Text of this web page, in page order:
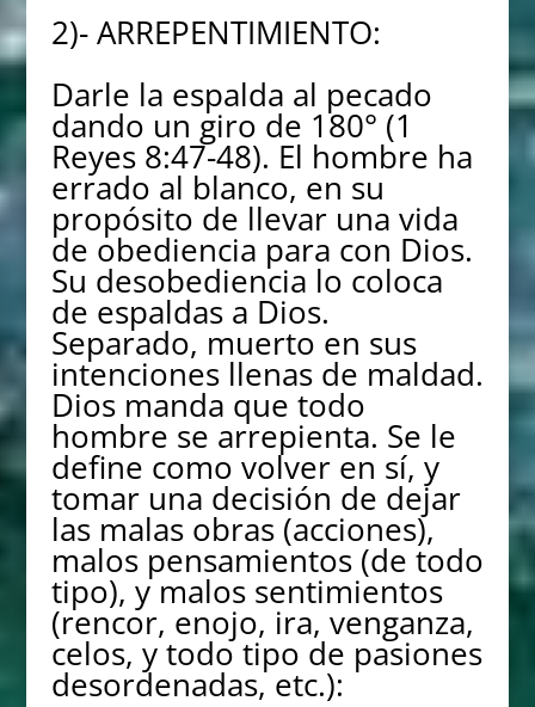
2)- ARREPENTIMIENTO:
Darle la espalda al pecado
dando un giro de 180° (1
Reyes 8:47-48). El hombre ha
errado al blanco, en su
propósito de llevar una vida
de obediencia para con Dios.
Su desobediencia lo coloca
de espaldas a Dios.
Separado, muerto en sus
intenciones llenas de maldad.
Dios manda que todo
hombre se arrepienta. Se le
define como volver en sí, y
tomar una decisión de dejar
las malas obras (acciones),
malos pensamientos (de todo
tipo), y malos sentimientos
(rencor, enojo, ira, venganza,
celos, y todo tipo de pasiones
desordenadas, etc.):